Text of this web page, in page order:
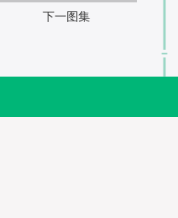
下一图集